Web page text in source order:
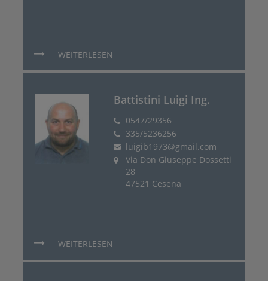
WEITERLESEN
Battistini Luigi Ing.
0547/29356
335/5236256
luigib1973@gmail.com
Via Don Giuseppe Dossetti
28
47521 Cesena
WEITERLESEN